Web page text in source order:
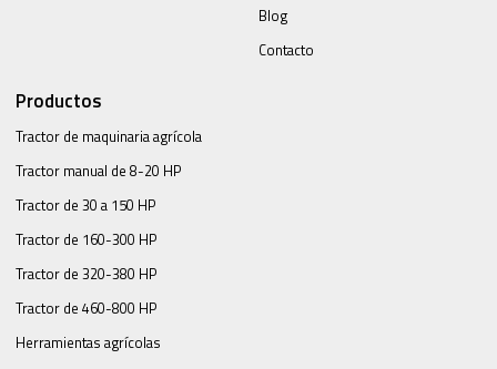
Blog
Contacto
Productos
Tractor de maquinaria agrícola
Tractor manual de 8-20 HP
Tractor de 30 a 150 HP
Tractor de 160-300 HP
Tractor de 320-380 HP
Tractor de 460-800 HP
Herramientas agrícolas